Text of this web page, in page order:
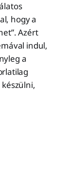
hogy a
Azért
indul,
a